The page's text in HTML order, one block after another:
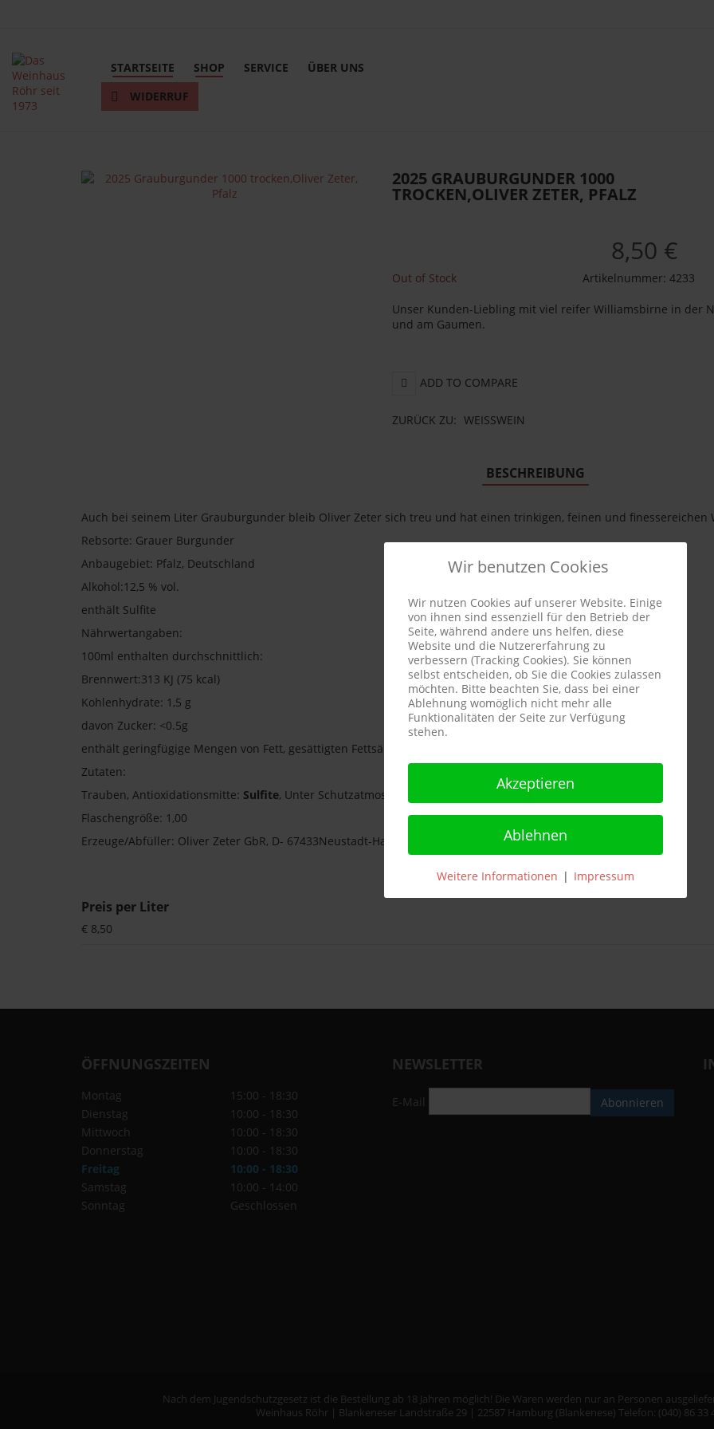
STARTSEITE SHOP SERVICE
ÜBER UNS
WIDERRUF
2025 GRAUBURGUNDER 1000
TROCKEN,OLIVER ZETER, PFALZ
8,50 €
Out of Stock Artikelnummer: 4233
Unser Kunden-Liebling mit viel reifer Williamsbirne in der
und am Gaumen.
ADD TO COMPARE
ZURÜCK ZU: WEISSWEIN
BESCHREIBUNG
Auch bei seinem Liter Grauburgunder bleib Oliver Zeter sich treu und hat einen trinkigen, feinen und finessereichen
Rebsorte: Grauer Burgunder
Anbaugebiet: Pfalz, Deutschland
Alkohol:12,5 % vol.
enthält Sulfite
Nährwertangaben:
100ml enthalten durchschnittlich:
Brennwert:313 KJ (75 kcal)
Kohlenhydrate: 1,5 g
davon Zucker: <0.5g
enthält geringfügige Mengen von Fett, gesättigten Fettsäuren, Eiweiß und Salz.
Zutaten:
Trauben, Antioxidationsmitte: Sulfite, Unter Schutzatmosphäre abgefüllt
Flaschengröße: 1,00
Erzeuge/Abfüller: Oliver Zeter GbR, D- 67433Neustadt-Haardt
Preis per Liter
€ 8,50
ÖFFNUNGSZEITEN
Montag
15:00 - 18:30
Dienstag
10:00 - 18:30
Mittwoch
10:00 - 18:30
Donnerstag
10:00 - 18:30
Freitag
10:00 - 18:30
Samstag
10:00 - 14:00
Sonntag
Geschlossen
NEWSLETTER
E-Mail Abonnieren
Nach dem Jugendschutzgesetz ist die Bestellung ab 18 Jahren möglich! Die Waren werden nur an Personen
Weinhaus Röhr | Blankeneser Landstraße 29 | 22587 Hamburg (Blankenese) Telefon: (040) 86
Wir benutzen Cookies
Wir nutzen Cookies auf unserer Website. Einige
von ihnen sind essenziell für den Betrieb der
Seite, während andere uns helfen, diese
Website und die Nutzererfahrung zu
verbessern (Tracking Cookies). Sie können
selbst entscheiden, ob Sie die Cookies zulassen
möchten. Bitte beachten Sie, dass bei einer
Ablehnung womöglich nicht mehr alle
Funktionalitäten der Seite zur Verfügung
stehen.
Akzeptieren
Ablehnen
Weitere Informationen | Impressum